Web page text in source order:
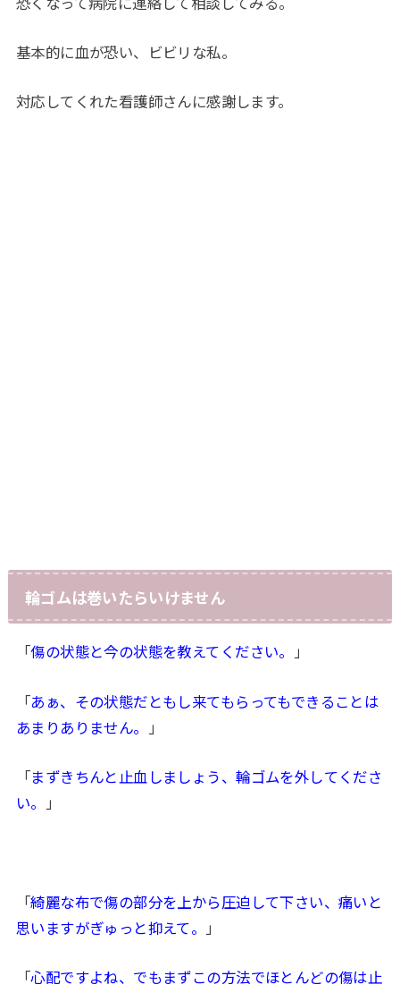
基本的に血が恐い、ビビリな私。
対応してくれた看護師さんに感謝します。
輪ゴムは巻いたらいけません
「傷の状態と今の状態を教えてください。 」
「あぁ、その状態だともし来てもらってもできることは
あまりありません。
」
「まずきちんと止血しましょう、輪ゴムを外してくださ
い。 」
「綺麗な布で傷の部分を上から圧迫して下さい、痛いと
思いますがぎゅっと抑えて。 」
「心配ですよね、でもまずこの方法でほとんどの傷は止